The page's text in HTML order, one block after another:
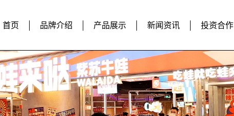
首页 品牌介绍 产品展示 新闻资讯 投资合作